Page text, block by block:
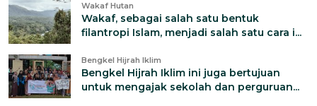
Wakaf Hutan
Wakaf, sebagai salah satu bentuk
filantropi Islam, menjadi salah satu cara i...
Bengkel Hijrah Iklim
Bengkel Hijrah Iklim ini juga bertujuan
untuk mengajak sekolah dan perguruan...